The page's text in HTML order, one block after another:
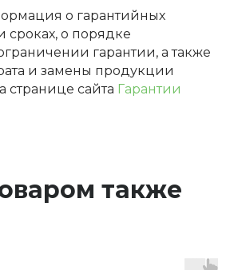
о гарантийных
сроках, о порядке
гарантии, а также
и замены продукции
странице сайта Гарантии
также